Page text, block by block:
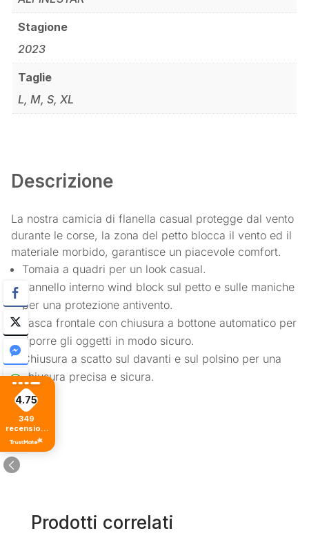
Stagione
2023
Taglie
L, M, S, XL
Descrizione
La nostra camicia di flanella casual protegge dal vento
durante le corse, la zona del petto blocca il vento ed il
materiale morbido, garantisce un piacevole comfort.
Tomaia a quadri per un look casual.
Pannello interno wind block sul petto e sulle maniche
per una protezione antivento.
Tasca frontale con chiusura a bottone automatico per
riporre gli oggetti in modo sicuro.
Chiusura a scatto sul davanti e sul polsino per una
chiusura precisa e sicura.
Prodotti correlati
4.75
349
recensioni
di tutti i